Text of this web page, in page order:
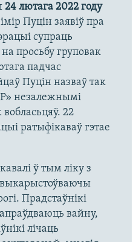
24 лютага 2022 году
Пуцін заявіў пра
супраць
просьбу груповак
падчас
Пуцін назваў так
незалежнымі
22
ратыфікаваў гэтае
ў тым ліку з
выкарыстоўваючы
Прадстаўнікі
вайну,
лічаць